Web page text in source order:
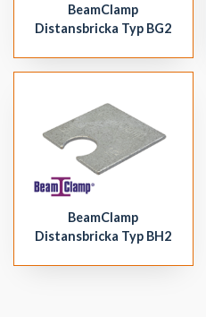
BeamClamp
Distansbricka Typ BG2
BeamClamp
Distansbricka Typ BH2